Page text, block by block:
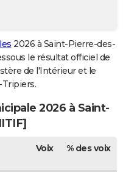
2026 à Saint-Pierre-des-
le résultat officiel de
de l'Intérieur et le
2026 à Saint-
Voix % des voix